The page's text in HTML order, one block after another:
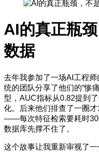
AI的真正瓶
数据
去年我参加了一场AI工程
统的团队分享了他们的“惨
型，AUC指标从0.82提到
化。后来他们排查了一圈
——每次特征检索要耗时
数据库先撑不住了。
这个故事让我重新审视了